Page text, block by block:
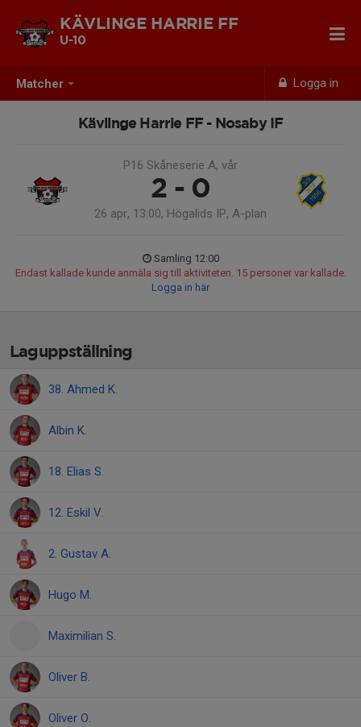
Matcher Logga in
KÄVLINGE HARRIE FF
U-10
Kävlinge Harrie FF - Nosaby IF
P16 Skåneserie A, vår
2 - 0
26 apr, 13:00, Högalids IP, A-plan
Samling 12:00
Endast kallade kunde anmäla sig till aktiviteten. 15 personer var kallade.
Logga in här
Laguppställning
38. Ahmed K.
Albin K.
18. Elias S.
12. Eskil V.
2. Gustav A.
Hugo M.
Maximilian S.
Oliver B.
Oliver O.